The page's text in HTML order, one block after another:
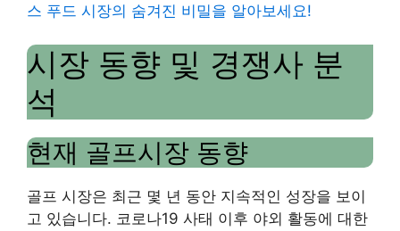
스 푸드 시장의 숨겨진 비밀을 알아보세요!
시장 동향 및 경쟁사 분
석
현재 골프시장 동향
골프 시장은 최근 몇 년 동안 지속적인 성장을 보이
고 있습니다. 코로나19 사태 이후 야외 활동에 대한